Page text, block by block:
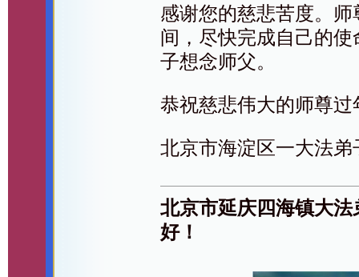
感谢您的慈悲苦度。
间，尽快完成自己的
子想念师父。
恭祝慈悲伟大的师尊过
北京市海淀区一大法弟
北京市延庆四海镇大
好！